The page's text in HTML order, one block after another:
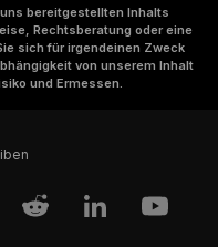
bereitgestellten Inhalts
Rechtsberatung oder eine
sich für irgendeinen Zweck
von unserem Inhalt
und Ermessen.